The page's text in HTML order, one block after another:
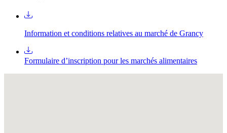
Information et conditions relatives au marché de Grancy
Formulaire d’inscription pour les marchés alimentaires